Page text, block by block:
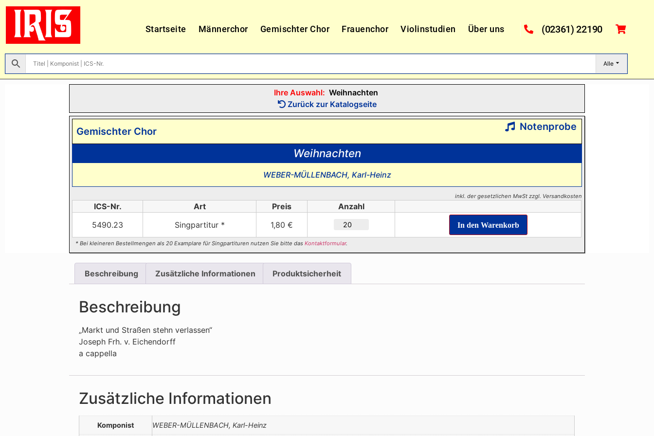
Startseite Männerchor Gemischter Chor Frauenchor Violinstudien Über uns (02361) 22190
Alle
Ihre Auswahl: Weihnachten
Zurück zur Katalogseite
Gemischter Chor Notenprobe
Weihnachten
WEBER-MÜLLENBACH, Karl-Heinz
inkl. der gesetzlichen MwSt zzgl. Versandkosten
ICS-Nr. Art Preis
Anzahl
5490.23
Singpartitur * 1,80 €
* Bei kleineren Bestellmengen als 20 Examplare für Singpartituren nutzen Sie bitte das Kontaktformular.
Beschreibung Zusätzliche Informationen Produktsicherheit
Beschreibung
„Markt und Straßen stehn verlassen“
Joseph Frh. v. Eichendorff
a cappella
Zusätzliche Informationen
Komponist WEBER-MÜLLENBACH, Karl-Heinz